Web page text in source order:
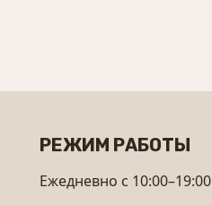
РЕЖИМ РАБОТЫ
Ежедневно с 10:00–19:00